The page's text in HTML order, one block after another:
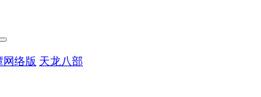
网络版 天龙八部